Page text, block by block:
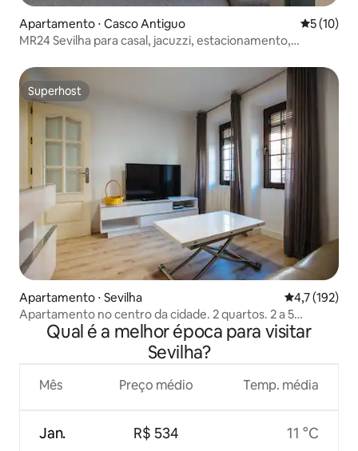
Apartamento ⋅ Casco Antiguo 5 de uma
5 (10)
MR24 Sevilha para casal, jacuzzi, estacionamento,
Superhost
Superhost
Apartamento ⋅ Sevilha 4,7 de uma
4,7 (192)
Apartamento no centro da cidade. 2 quartos. 2 a 5
pessoas.Qual é a melhor época para visitar
Sevilha?
Mês
Jan.
Preço médio
R$ 534
Temp. média
11 °C